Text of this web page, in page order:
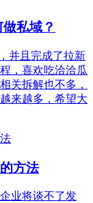
私域？
并且完成了拉新
，喜欢吃洽洽瓜
关拆解也不多，
来越多，希望大
方法
业将谈不了发